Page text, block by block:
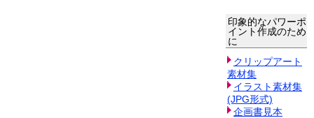
印象的なパワーポ
イント作成のため
に
クリップアート
素材集
イラスト素材集
(JPG形式)
企画書見本